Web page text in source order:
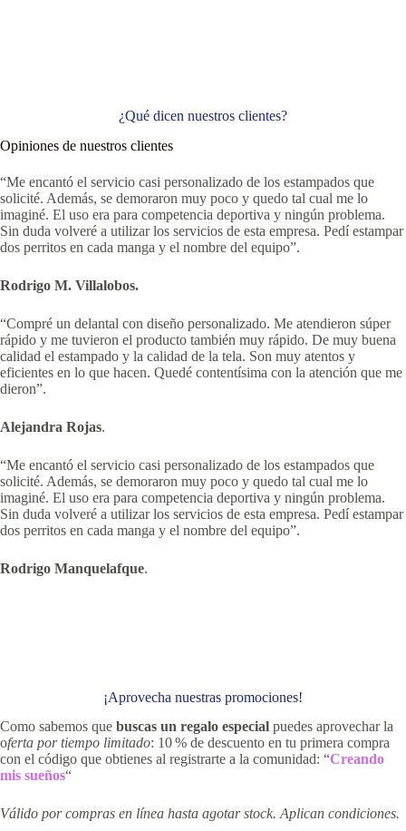
¿Qué dicen nuestros clientes?
Opiniones de nuestros clientes
“Me encantó el servicio casi personalizado de los estampados que
solicité. Además, se demoraron muy poco y quedo tal cual me lo
imaginé. El uso era para competencia deportiva y ningún problema.
Sin duda volveré a utilizar los servicios de esta empresa. Pedí estampar
dos perritos en cada manga y el nombre del equipo”.
Rodrigo M. Villalobos.
“Compré un delantal con diseño personalizado. Me atendieron súper
rápido y me tuvieron el producto también muy rápido. De muy buena
calidad el estampado y la calidad de la tela. Son muy atentos y
eficientes en lo que hacen. Quedé contentísima con la atención que me
dieron”.
Alejandra Rojas.
“Me encantó el servicio casi personalizado de los estampados que
solicité. Además, se demoraron muy poco y quedo tal cual me lo
imaginé. El uso era para competencia deportiva y ningún problema.
Sin duda volveré a utilizar los servicios de esta empresa. Pedí estampar
dos perritos en cada manga y el nombre del equipo”.
Rodrigo Manquelafque.
¡Aprovecha nuestras promociones!
Como sabemos que buscas un regalo especial puedes aprovechar la
oferta por tiempo limitado: 10 % de descuento en tu primera compra
con el código que obtienes al registrarte a la comunidad: “Creando
mis sueños“
Válido por compras en línea hasta agotar stock. Aplican condiciones.